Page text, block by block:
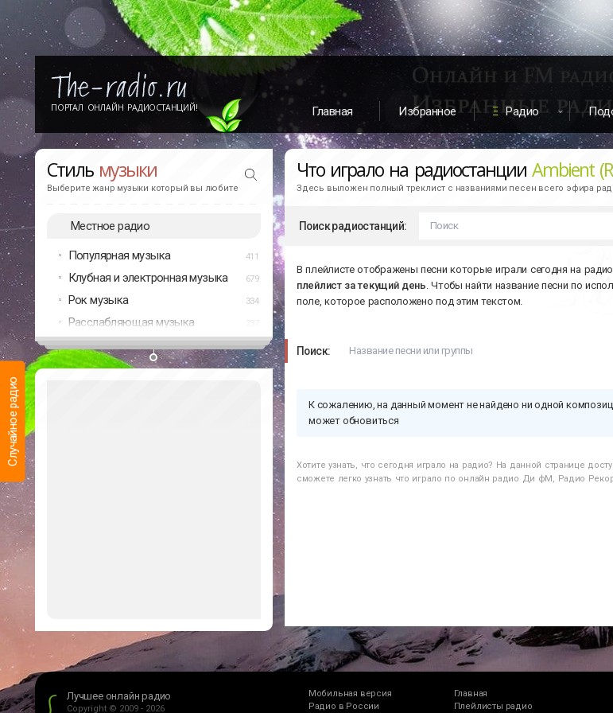
Случайное радио
ПОРТАЛ ОНЛАЙН РАДИОСТАНЦИЙ! Главная Избранное Радио
Стиль музыки
Выберите жанр музыки который вы любите
Местное радио
Популярная музыка 411
Клубная и электронная музыка 679
Рок музыка 334
Расслабляющая музыка
Что играло на радиостанции Ambient
Здесь выложен полный треклист с названиями песен всего эфира
Поиск радиостанций:
В плейлисте отображены песни которые играли сегодня на
плейлист затекущий день . Чтобы найти название песни по
поле, которое расположено под этим текстом.
Поиск:
К сожалению, на данный момент не найдено ни одной
может обновиться
Хотите узнать, что сегодня играло на радио? На данной странице
сможете легко узнать что играло по онлайн радио Ди фМ, Радио
Лучшее онлайн радио
Copyright © 2009 - 2026
Мобильная версия
Главная
Радио в России
Плейлисты радио